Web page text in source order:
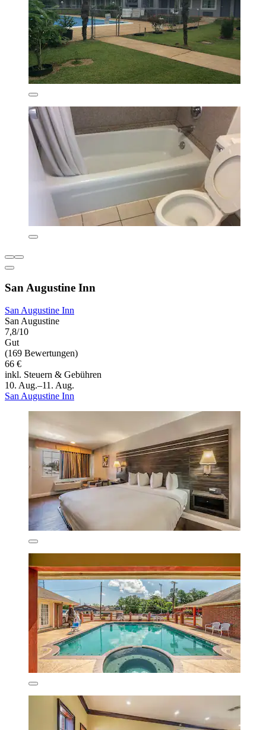
San Augustine Inn
San Augustine Inn
San Augustine
7,8/10
Gut
(169 Bewertungen)
66 €
inkl. Steuern & Gebühren
10. Aug.–11. Aug.
San Augustine Inn